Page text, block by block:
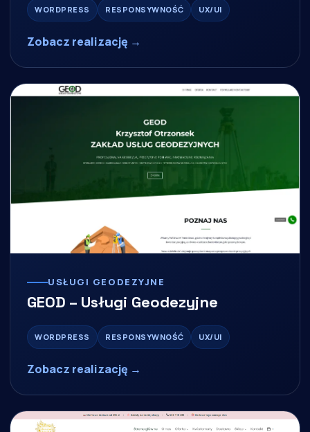
WORDPRESS RESPONSYWNOŚĆ UX/UI
Zobacz realizację →
USŁUGI GEODEZYJNE
GEOD – Usługi Geodezyjne
WORDPRESS RESPONSYWNOŚĆ UX/UI
Zobacz realizację →